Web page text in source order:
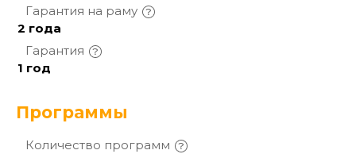
Гарантия на раму
2 года
Гарантия
1 год
Программы
Количество программ